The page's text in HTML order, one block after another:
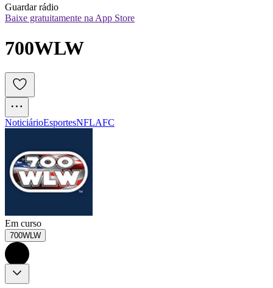
Guardar rádio
Baixe gratuitamente na App Store
700WLW
NoticiárioEsportesNFLAFC
Em curso
700WLW